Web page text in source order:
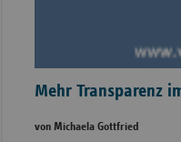
Mehr Transparenz
von Michaela Gottfried